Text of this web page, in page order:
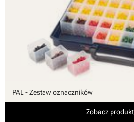
PAL - Zestaw oznaczników
Zobacz produkt